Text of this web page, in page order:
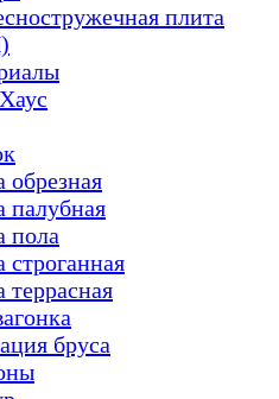
плита
обрезная
палубная
пола
строганная
террасная
бруса